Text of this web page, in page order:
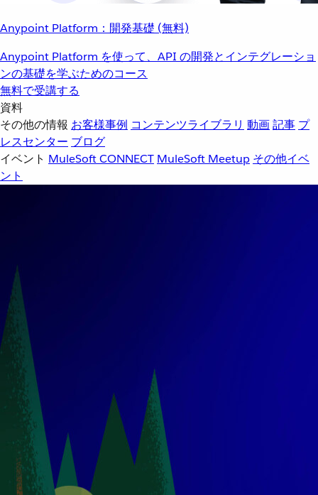
Anypoint Platform：開発基礎 (無料)
Anypoint Platform を使って、API の開発とインテグレーショ
ンの基礎を学ぶためのコース
無料で受講する
資料
その他の情報 お客様事例 コンテンツライブラリ 動画記事 プ
レスセンター ブログ
イベント MuleSoft CONNECT MuleSoft Meetup その他イベ
ント